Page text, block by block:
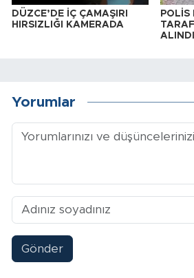
DÜZCE’DE İÇ ÇAMAŞIRI
HIRSIZLIĞI KAMERADA
POLİS
ALINDI
Yorumlar
Gönder